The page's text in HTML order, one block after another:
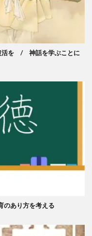
活を / 神話を学ぶことに
あり方を考える